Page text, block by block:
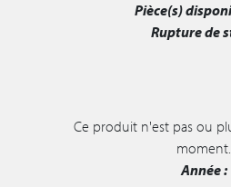
Pièce(s)
Rupture de
Ce produit n'est pas ou
moment.
Année :